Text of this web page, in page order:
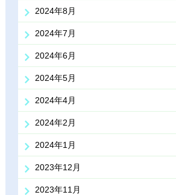
2024年8月
2024年7月
2024年6月
2024年5月
2024年4月
2024年2月
2024年1月
2023年12月
2023年11月